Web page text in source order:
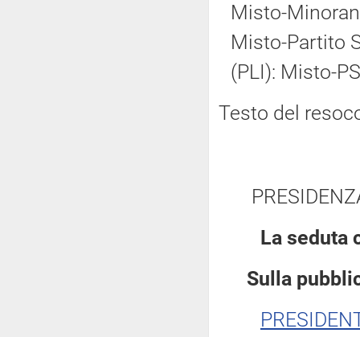
Misto-
Misto-Partito
(PLI): Misto-
Testo del
La seduta
Sulla